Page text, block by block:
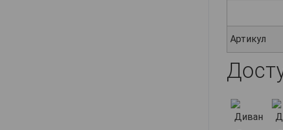
Артикул